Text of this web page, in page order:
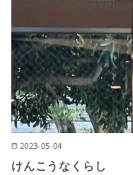
2023-05-04
けんこうなくらし